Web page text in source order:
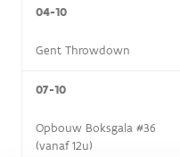
04-10
Gent Throwdown
07-10
Opbouw Boksgala #36
(vanaf 12u)